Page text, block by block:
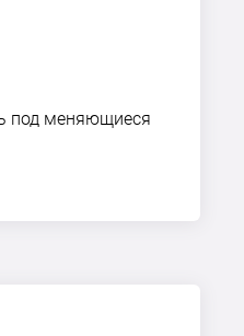
под меняющиеся